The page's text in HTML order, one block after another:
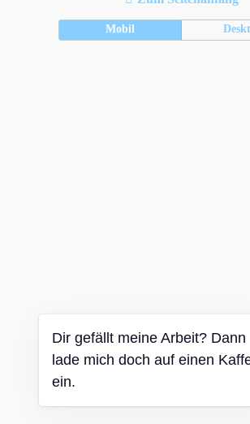
Mobil
Dir gefällt meine Arbeit? Dann
lade mich doch auf einen
ein.